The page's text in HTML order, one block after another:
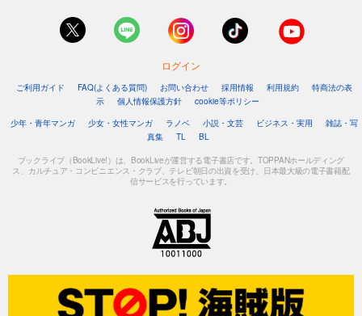
ログイン
ご利用ガイド FAQ(よくある質問) お問い合わせ 採用情報 利用規約
特商法の表
示
個人情報保護方針
cookie等ポリシー
少年・青年マンガ
少女・女性マンガ ラノベ 小説・文芸 ビジネス・実用
雑誌・写
真集
TL BL
ブックライブ（BookLive!）は、BookLiveが運営する電子書店です。TOPPANホールディング
ス、カルチュア・コンビニエンス・クラブ、テレビ朝日の出資を受け、日本最大級の電子書籍配
信サービスを行っています。